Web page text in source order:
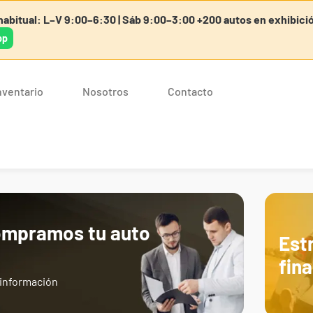
L–V 9:00–6:30 | Sáb 9:00–3:00 +200 autos en
Nosotros Contacto
tu auto